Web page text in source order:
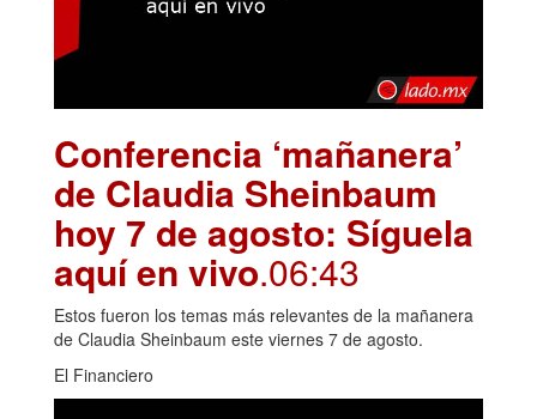
Conferencia ‘mañanera’
de Claudia Sheinbaum
hoy 7 de agosto: Síguela
aquí en vivo.06:43
Estos fueron los temas más relevantes de la mañanera
de Claudia Sheinbaum este viernes 7 de agosto.
El Financiero